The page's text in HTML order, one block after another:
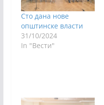
Сто дана нове
општинске власти
31/10/2024
In "Вести"